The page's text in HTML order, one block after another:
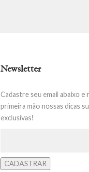
Newsletter
Cadastre seu email abaixo e
primeira mão nossas dicas
exclusivas!